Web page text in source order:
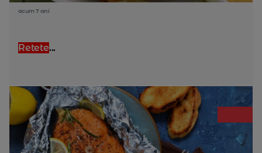
acum 7 ani
Retete...